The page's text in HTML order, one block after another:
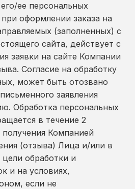
ее персональных
оформлении заказа на
(заполненных) с
сайта, действует с
заявки на сайте Компании
Согласие на обработку
может быть отозвано
заявления
Обработка персональных
в течение 2
Компанией
(отзыва) Лица и/или в
обработки и
и на условиях,
если не